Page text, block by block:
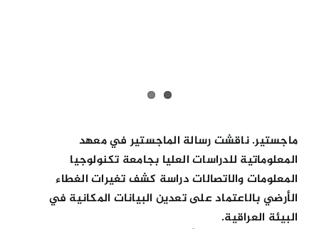
ماجستير. ناقشت رسالة الماجستير في معهد
المعلوماتية للدراسات العليا بجامعة تكنولوجيا
المعلومات والاتصالات دراسة كشف تغيرات الغطاء
الأرضي بالاعتماد على تعدين البيانات المكانية في
البيئة العراقية.